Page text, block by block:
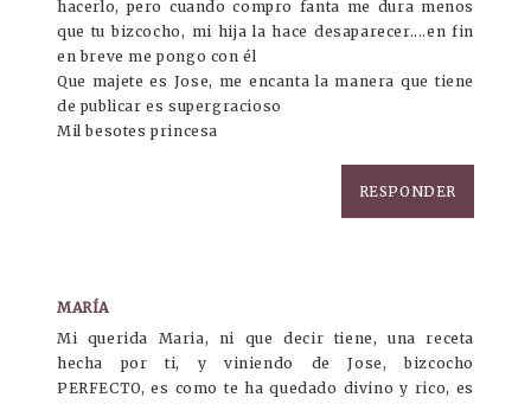
hacerlo, pero cuando compro fanta me dura menos
que tu bizcocho, mi hija la hace desaparecer....en fin
en breve me pongo con él
Que majete es Jose, me encanta la manera que tiene
de publicar es supergracioso
Mil besotes princesa
RESPONDER
MARÍA
Mi querida Maria, ni que decir tiene, una receta
hecha por ti, y viniendo de Jose, bizcocho
PERFECTO, es como te ha quedado divino y rico, es